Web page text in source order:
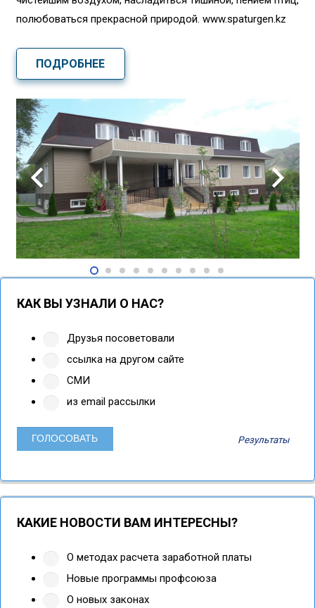
полюбоваться прекрасной природой. www.spaturgen.kz
ПОДРОБНЕЕ
КАК ВЫ УЗНАЛИ О НАС?
Друзья посоветовали
ссылка на другом сайте
СМИ
из email рассылки
Результаты
КАКИЕ НОВОСТИ ВАМ ИНТЕРЕСНЫ?
О методах расчета заработной платы
Новые программы профсоюза
О новых законах